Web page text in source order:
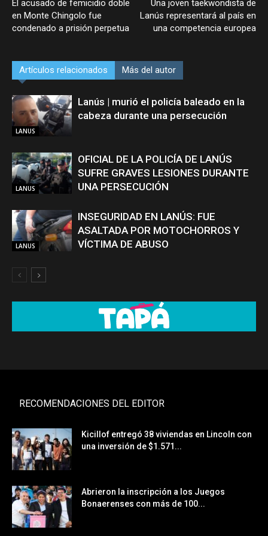
El acusado de femicidio doble
en Monte Chingolo fue
condenado a prisión perpetua
Una joven taekwondista de
Lanús representará al país en
una competencia europea
Artículos relacionados Más del autor
LANUS
Lanús | murió el policía baleado en la
cabeza durante una persecución
LANUS
OFICIAL DE LA POLICÍA DE LANÚS
SUFRE GRAVES LESIONES DURANTE
UNA PERSECUCIÓN
LANUS
INSEGURIDAD EN LANÚS: FUE
ASALTADA POR MOTOCHORROS Y
VÍCTIMA DE ABUSO
RECOMENDACIONES DEL EDITOR
Kicillof entregó 38 viviendas en Lincoln con
una inversión de $1.571...
Abrieron la inscripción a los Juegos
Bonaerenses con más de 100...